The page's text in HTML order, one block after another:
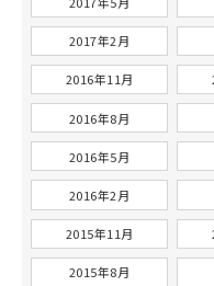
2017年2月
2016年11月
2016年8月
2016年5月
2016年2月
2015年11月
2015年8月